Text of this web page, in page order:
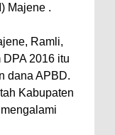
Majene .
Ramli,
2016 itu
dana APBD.
Kabupaten